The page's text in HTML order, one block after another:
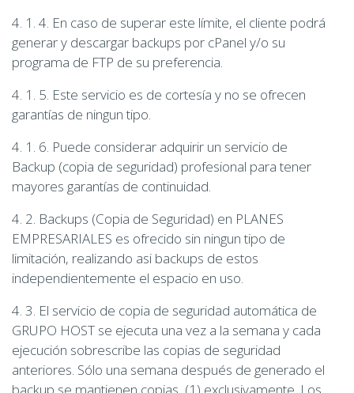
4. 1. 4. En caso de superar este límite, el cliente podrá
generar y descargar backups por cPanel y/o su
programa de FTP de su preferencia.
4. 1. 5. Este servicio es de cortesía y no se ofrecen
garantías de ningun tipo.
4. 1. 6. Puede considerar adquirir un servicio de
Backup (copia de seguridad) profesional para tener
mayores garantías de continuidad.
4. 2. Backups (Copia de Seguridad) en PLANES
EMPRESARIALES es ofrecido sin ningun tipo de
limitación, realizando asi backups de estos
independientemente el espacio en uso.
4. 3. El servicio de copia de seguridad automática de
GRUPO HOST se ejecuta una vez a la semana y cada
ejecución sobrescribe las copias de seguridad
anteriores. Sólo una semana después de generado el